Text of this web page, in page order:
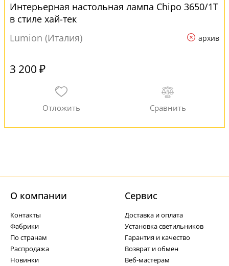
Интерьерная настольная лампа Chipo 3650/1T
в стиле хай-тек
Lumion (Италия)
архив
3 200 ₽
О компании
Контакты
Фабрики
По странам
Распродажа
Новинки
Cервис
Доставка и оплата
Установка светильников
Гарантия и качество
Возврат и обмен
Веб-мастерам